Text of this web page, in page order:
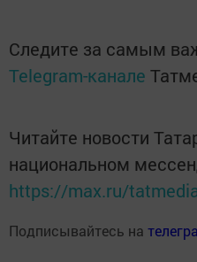
Следите за самым
Telegram-канале
Читайте новости
национальном
https://max.ru/
Подписывайтесь на